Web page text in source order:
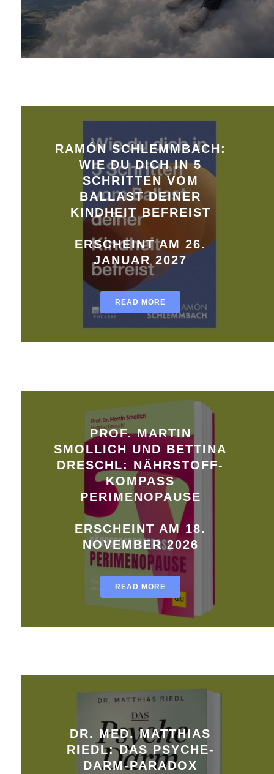
RAMÓN SCHLEMMBACH:
WIE DU DICH IN 5
SCHRITTEN VOM
BALLAST DEINER
KINDHEIT BEFREIST
ERSCHEINT AM 26.
JANUAR 2027
READ MORE
PROF. MARTIN
SMOLLICH UND BETTINA
DRESCHL: NÄHRSTOFF-
KOMPASS
PERIMENOPAUSE
ERSCHEINT AM 18.
NOVEMBER 2026
READ MORE
DR. MED. MATTHIAS
RIEDL: DAS PSYCHE-
DARM-PARADOX